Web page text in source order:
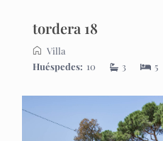
tordera 18
Villa
Huéspedes: 10 3 5